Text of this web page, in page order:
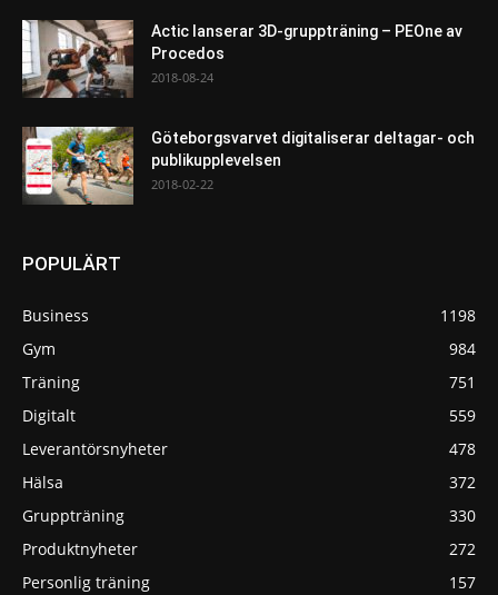
Actic lanserar 3D-gruppträning – PEOne av
Procedos
2018-08-24
Göteborgsvarvet digitaliserar deltagar- och
publikupplevelsen
2018-02-22
POPULÄRT
Business
1198
Gym
984
Träning
751
Digitalt
559
Leverantörsnyheter
478
Hälsa
372
Gruppträning
330
Produktnyheter
272
Personlig träning
157